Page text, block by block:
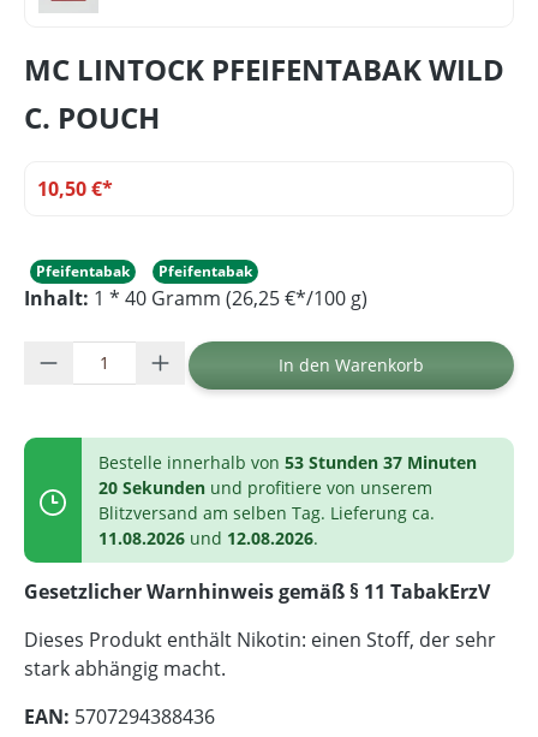
MC LINTOCK PFEIFENTABAK WILD
C. POUCH
10,50 €*
Pfeifentabak Pfeifentabak
Inhalt: 1 * 40 Gramm (26,25 €*/100 g)
Produkt Anzahl: Gib den gewünschten
In den Warenkorb
Bestelle innerhalb von 53 Stunden 37 Minuten
20 Sekunden und profitiere von unserem
Blitzversand am selben Tag. Lieferung ca.
11.08.2026 und 12.08.2026.
Gesetzlicher Warnhinweis gemäß § 11 TabakErzV
Dieses Produkt enthält Nikotin: einen Stoff, der sehr
stark abhängig macht.
EAN: 5707294388436